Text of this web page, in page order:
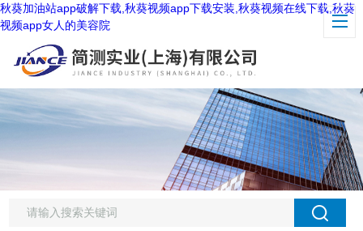
秋葵加油站app破解下载,秋葵视频app下载安装,秋葵视频在线下载,秋葵
视频app女人的美容院